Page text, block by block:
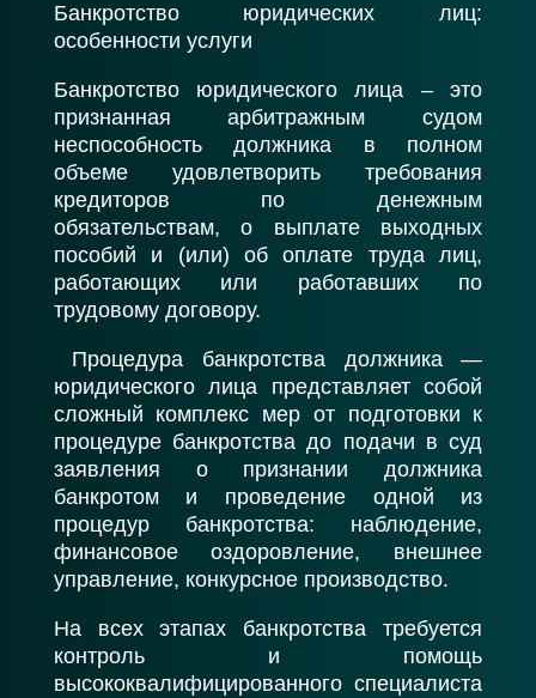
Банкротство юридических лиц:
особенности услуги
Банкротство юридического лица – это
признанная арбитражным судом
неспособность должника в полном
объеме удовлетворить требования
кредиторов по денежным
обязательствам, о выплате выходных
пособий и (или) об оплате труда лиц,
работающих или работавших по
трудовому договору.
Процедура банкротства должника —
юридического лица представляет собой
сложный комплекс мер от подготовки к
процедуре банкротства до подачи в суд
заявления о признании должника
банкротом и проведение одной из
процедур банкротства: наблюдение,
финансовое оздоровление, внешнее
управление, конкурсное производство.
На всех этапах банкротства требуется
контроль и помощь
высококвалифицированного специалиста